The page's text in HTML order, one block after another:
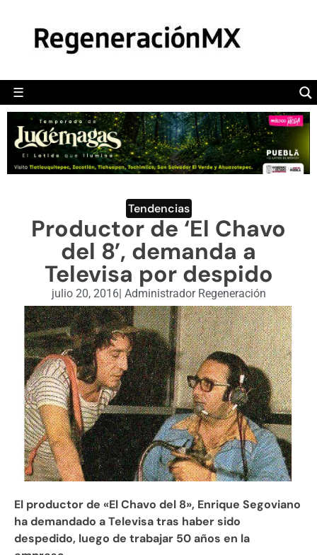
☰
POLÍTICA
CAMALEÓN
OPINIÓN
DEPORTES
ENGLISH SECTION
VIDEOS
Tendencias
Productor de ‘El Chavo
del 8’, demanda a
Televisa por despido
julio 20, 2016| Administrador Regeneración
El productor de «El Chavo del 8», Enrique Segoviano
ha demandado a Televisa tras haber sido
despedido, luego de trabajar 50 años en la